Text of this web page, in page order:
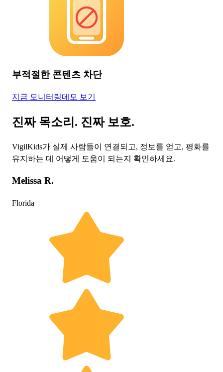
부적절한 콘텐츠 차단
지금 모니터링데모 보기
진짜 목소리. 진짜 보호.
VigilKids가 실제 사람들이 연결되고, 정보를 얻고, 평화를
유지하는 데 어떻게 도움이 되는지 확인하세요.
Melissa R.
Florida